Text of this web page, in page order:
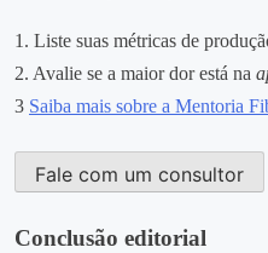
1. Liste suas métricas de
2. Avalie se a maior dor está na
3 Saiba mais sobre a Mentoria
Fale com um consultor
Conclusão editorial